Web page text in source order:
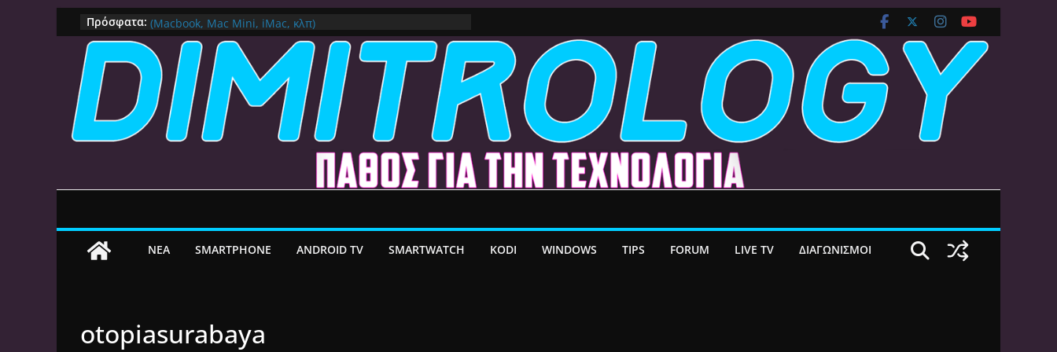
Μετάβαση
σε
περιεχόμενο
Πρόσφατα:
Πως αλλάζουμε DNS Server σε Mac με MacOS Ventura
(Macbook, Mac Mini, iMac, κλπ)
IPVanish Προσφορά: 83% Έκπτωση στο Premium VPN –
Δες γιατί αξίζει
Alive GR Kodi: Γιατί Δεν Λειτουργεί Πλέον το Ελληνικό Add-
on
Ο Καλύτερος Διαχειριστής Αρχείων για Android TV | CX
File Explorer, Καθαρισμός και Ασύρματη Μεταφορά
Ο Καλύτερος Launcher για Android TV / Google TV:
Γρήγορος, Χωρίς Διαφημίσεις και Πλήρη Προσαρμογή!
ΝEA SMARTPHONE ANDROID TV SMARTWATCH KODI WINDOWS TIPS FORUM LIVE TV ΔΙΑΓΩΝΙΣΜΟΙ
otopiasurabaya